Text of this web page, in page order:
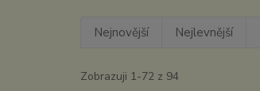
Nejnovější Nejlevnější
Zobrazuji 1-72 z 94